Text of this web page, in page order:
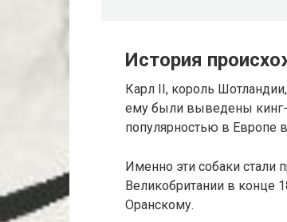
История
Карл II, король
ему были выведены кинг-
популярностью в Европе
Именно эти собаки стали
Великобритании в конце
Оранскому.